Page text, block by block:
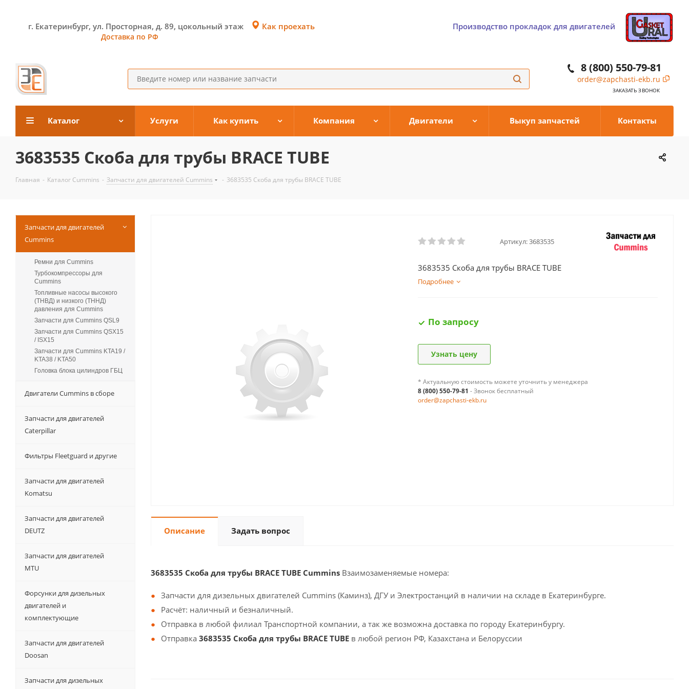
г. Екатеринбург, ул. Просторная, д. 89, цокольный этаж
Доставка по РФ
Как проехать Производство прокладок для двигателей
8 (800) 550-79-81
order@zapchasti-ekb.ru
ЗАКАЗАТЬ ЗВОНОК
Каталог Услуги Как купить Компания Двигатели Выкуп запчастей Контакты
3683535 Скоба для трубы BRACE TUBE
Главная - Каталог Cummins - Запчасти для двигателей Cummins - 3683535 Скоба для трубы BRACE TUBE
Артикул:3683535
3683535 Скоба для трубы BRACE TUBE
Подробнее
По запросу
Узнать цену
* Актуальную стоимость можете уточнить у менеджера
8 (800) 550-79-81 - Звонок бесплатный
order@zapchasti-ekb.ru
Описание Задать вопрос
3683535 Скоба для трубы BRACE TUBE Cummins Взаимозаменяемые номера:
Запчасти для дизельных двигателей Cummins (Каминз), ДГУ и Электростанций в наличии на складе в Екатеринбурге.
Расчёт: наличный и безналичный.
Отправка в любой филиал Транспортной компании, а так же возможна доставка по городу Екатеринбургу.
Отправка 3683535 Скоба для трубы BRACE TUBE в любой регион РФ, Казахстана и Белоруссии
Запчасти для двигателей
Cummins
Ремни для Cummins
Турбокомпрессоры для
Сummins
Топливные насосы высокого
(ТНВД) и низкого (ТННД)
давления для Cummins
Запчасти для Cummins QSL9
Запчасти для Cummins QSX15
/ ISX15
Запчасти для Cummins KTA19 /
KTA38 / KTA50
Головка блока цилиндров ГБЦ
Двигатели Cummins в сборе
Запчасти для двигателей
Caterpillar
Фильтры Fleetguard и другие
Запчасти для двигателей
Komatsu
Запчасти для двигателей
DEUTZ
Запчасти для двигателей
MTU
Форсунки для дизельных
двигателей и
комплектующие
Запчасти для двигателей
Doosan
Запчасти для дизельных